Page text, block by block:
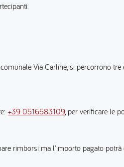
Via Carline, si percorrono
+39 0516583109, per verificare le
rimborsi ma l'importo pagato potrà